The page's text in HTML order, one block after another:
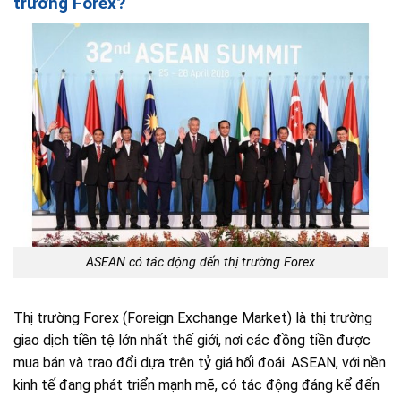
ASEAN có tác động đến thị trường Forex
Thị trường Forex (Foreign Exchange Market) là thị trường
giao dịch tiền tệ lớn nhất thế giới, nơi các đồng tiền được
mua bán và trao đổi dựa trên tỷ giá hối đoái. ASEAN, với nền
kinh tế đang phát triển mạnh mẽ, có tác động đáng kể đến